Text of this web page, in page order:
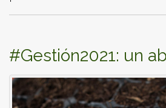
#Gestión2021: un